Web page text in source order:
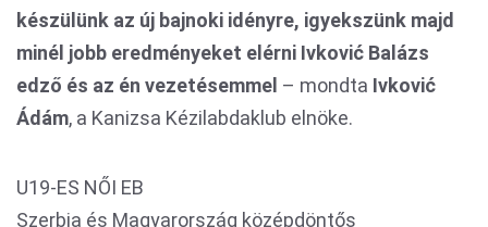
készülünk az új bajnoki idényre, igyekszünk majd
minél jobb eredményeket elérni Ivković Balázs
edző és az én vezetésemmel – mondta Ivković
Ádám, a Kanizsa Kézilabdaklub elnöke.
U19-ES NŐI EB
Szerbia és Magyarország középdöntős